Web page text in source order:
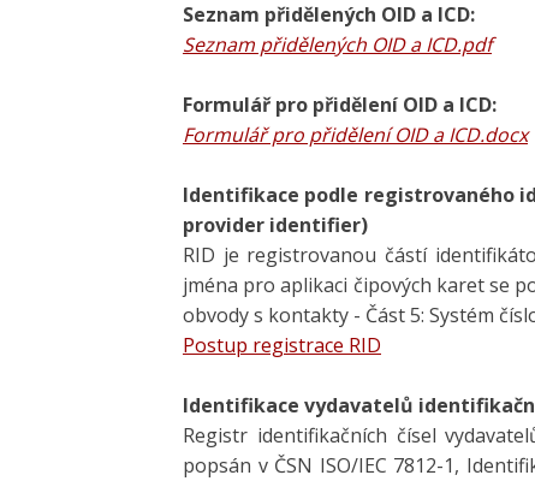
Seznam přidělených OID a ICD:
Seznam přidělených OID a ICD.pdf
Formulář pro přidělení OID a ICD:
Formulář pro přidělení OID a ICD.docx
Identifikace podle registrovaného
provider identifier)
RID je registrovanou částí
jména pro aplikaci čipových karet se
obvody s kontakty - Část 5: Systém
Postup registrace RID
Identifikace vydavatelů
Registr identifikačních čísel
popsán v ČSN ISO/IEC 7812-1,